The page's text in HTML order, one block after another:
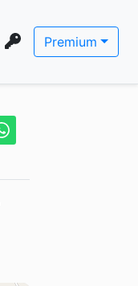
Premium